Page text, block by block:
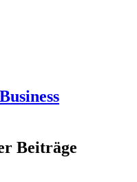
Beiträge